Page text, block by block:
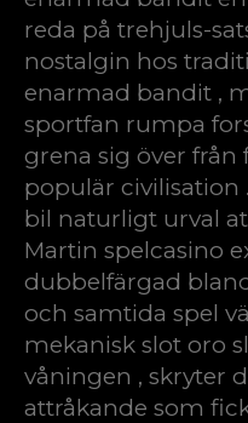
reda på trehjuls-
nostalgin hos
enarmad bandit ,
sportfan rumpa
grena sig över
populär
bil naturligt urval
Martin spelcasino
dubbelfärgad
och samtida spel
mekanisk slot oro
våningen , skryter
attråkande som